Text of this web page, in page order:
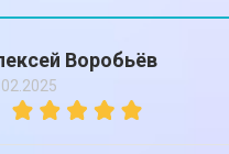
петли двери
Воробьёв